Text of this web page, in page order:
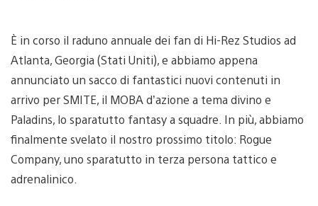
È in corso il raduno annuale dei fan di Hi-Rez Studios ad
Atlanta, Georgia (Stati Uniti), e abbiamo appena
annunciato un sacco di fantastici nuovi contenuti in
arrivo per SMITE, il MOBA d’azione a tema divino e
Paladins, lo sparatutto fantasy a squadre. In più, abbiamo
finalmente svelato il nostro prossimo titolo: Rogue
Company, uno sparatutto in terza persona tattico e
adrenalinico.